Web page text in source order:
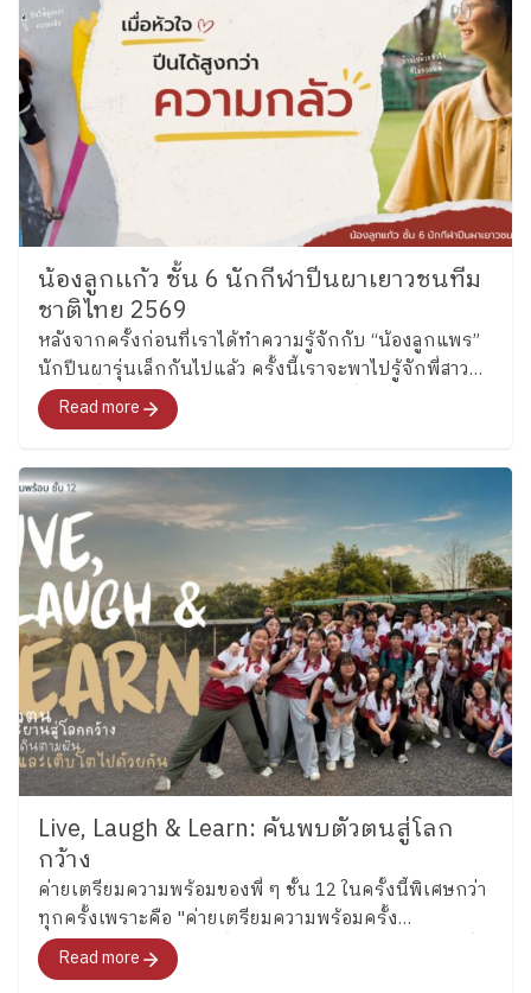
น้องลูกเเก้ว ชั้น 6 นักกีฬาปีนผาเยาวชนทีม
ชาติไทย 2569
หลังจากครั้งก่อนที่เราได้ทำความรู้จักกับ “น้องลูกแพร”
นักปีนผารุ่นเล็กกันไปแล้ว ครั้งนี้เราจะพาไปรู้จักพี่สาว
คนโต ซึ่งล่าสุดได้รับการคัดเลือกเป็นหนึ่งในนักกีฬาปีน
ผาเยาวชนทีมชาติไทย รุ่นอายุไม่เกิน 13 ปี ประเภท
เรือนงาม นักเรียนชั้น 6 โรงเรียนเพลินพัฒนา
Read more
Live, Laugh & Learn: ค้นพบตัวตนสู่โลก
กว้าง
ค่ายเตรียมความพร้อมของพี่ ๆ ชั้น 12 ในครั้งนี้พิเศษกว่า
ทุกครั้งเพราะคือ "ค่ายเตรียมความพร้อมครั้ง
สุดท้าย"สำหรับอนาคตที่พวกเขากำลังจะก้าวไปเผชิญที่
จะพาทุกคนไปสำรวจอารมณ์ ความรู้สึก และค้นหาคำ
Read more